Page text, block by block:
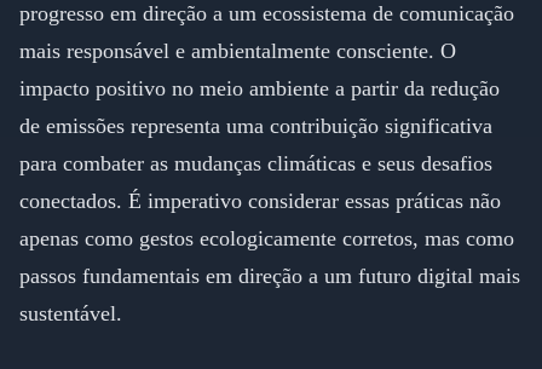
progresso em direção a um ecossistema de comunicação
mais responsável e ambientalmente consciente. O
impacto positivo no meio ambiente a partir da redução
de emissões representa uma contribuição significativa
para combater as mudanças climáticas e seus desafios
conectados. É imperativo considerar essas práticas não
apenas como gestos ecologicamente corretos, mas como
passos fundamentais em direção a um futuro digital mais
sustentável.